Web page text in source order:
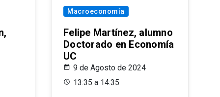
Macroeconomía
Felipe Martínez, alumno
Doctorado en Economía
UC
9 de Agosto de 2024
13:35 a 14:35